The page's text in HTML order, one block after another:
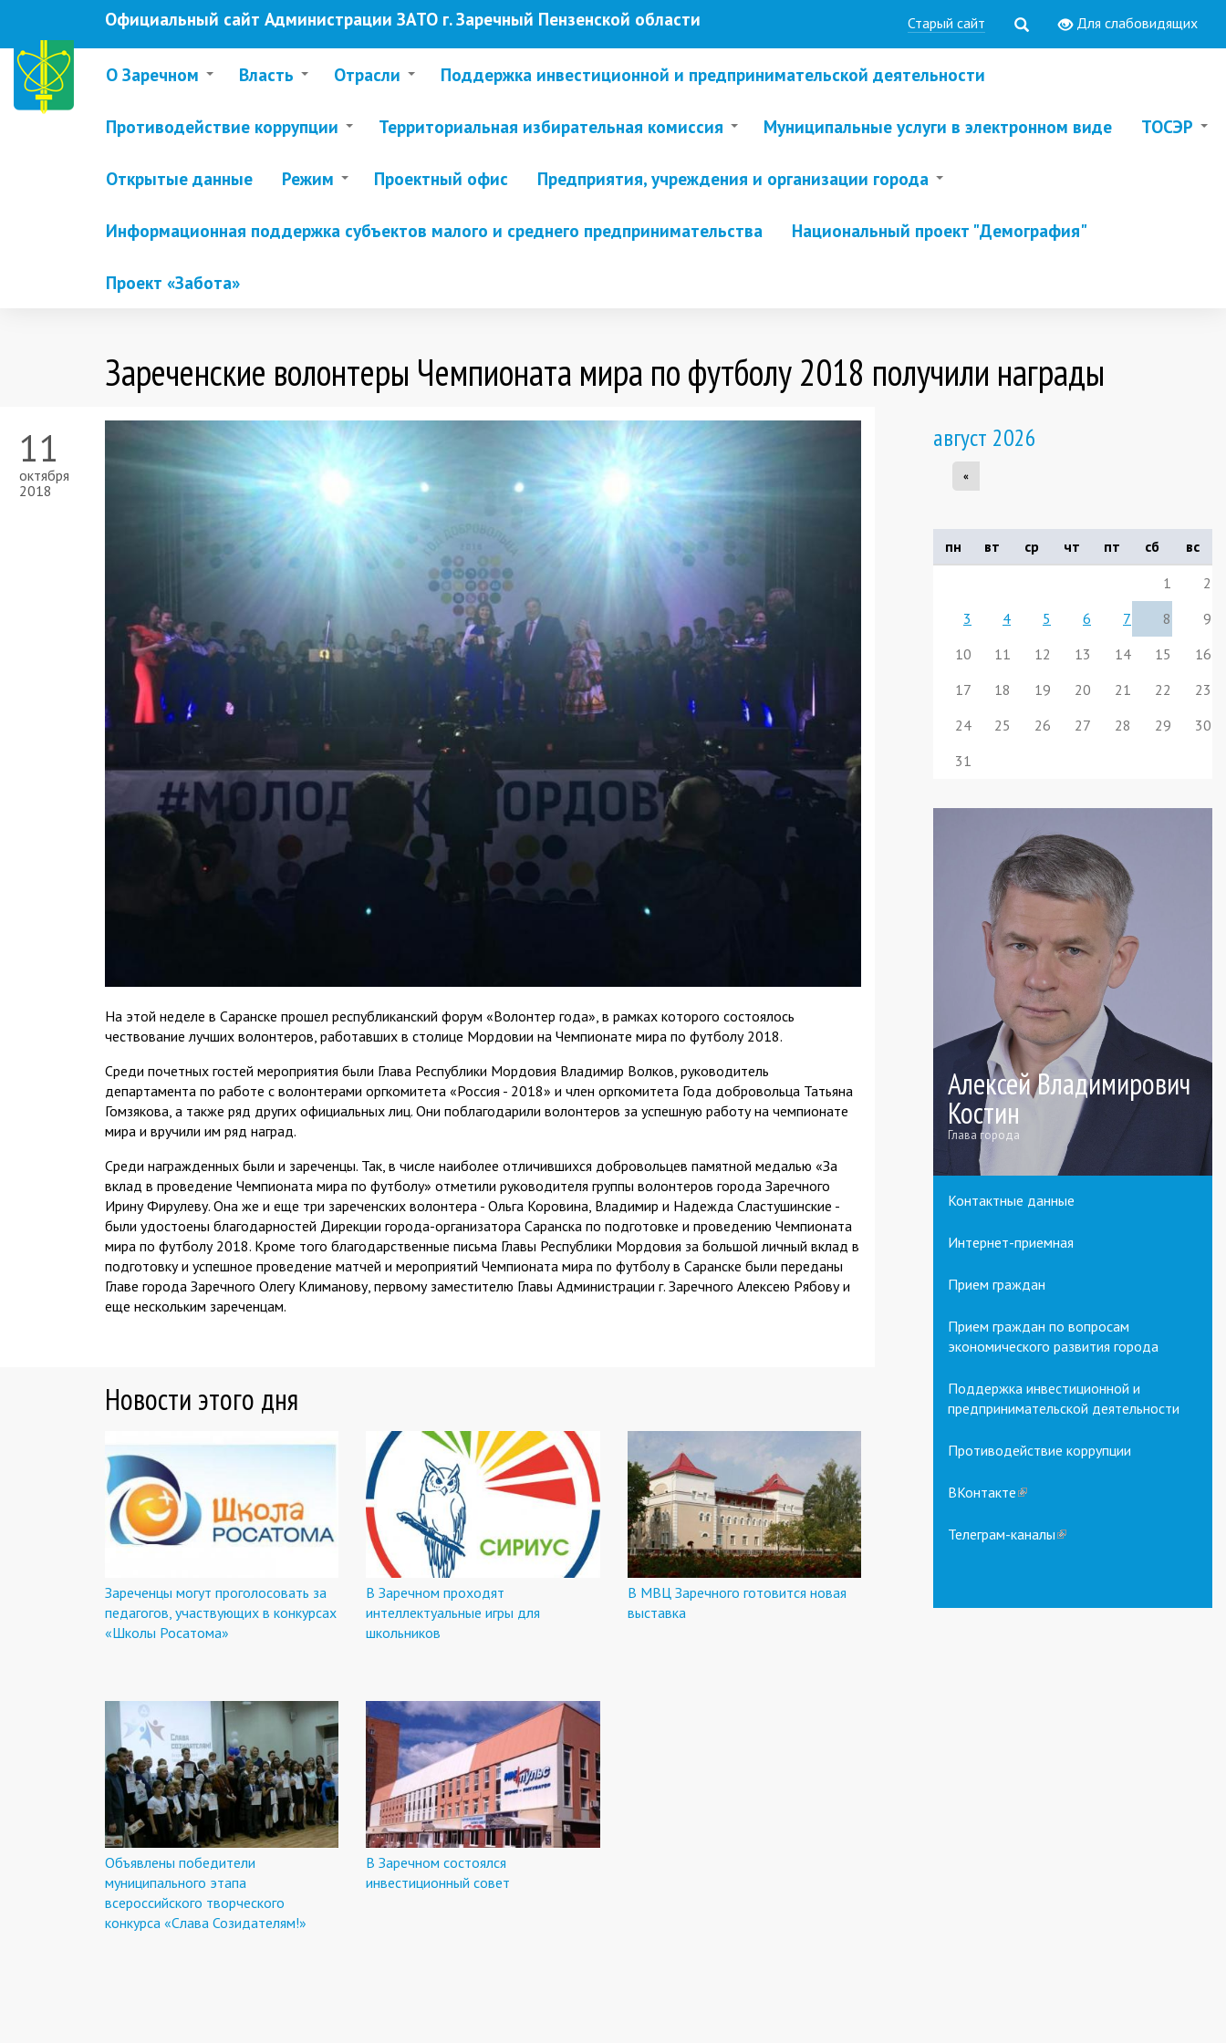
основному
содержанию
Официальный сайт Администрации ЗАТО г. Заречный Пензенской области Старый сайт Для слабовидящих
О Заречном Власть Отрасли Поддержка инвестиционной и предпринимательской деятельности
Противодействие коррупции Территориальная избирательная комиссия Муниципальные услуги в электронном виде ТОСЭР
Открытые данные Режим Проектный офис Предприятия, учреждения и организации города
Информационная поддержка субъектов малого и среднего предпринимательства Национальный проект "Демография"
Проект «Забота»
Зареченские волонтеры Чемпионата мира по футболу 2018 получили награды
11
октября
2018
На этой неделе в Саранске прошел республиканский форум «Волонтер года», в рамках которого состоялось
чествование лучших волонтеров, работавших в столице Мордовии на Чемпионате мира по футболу 2018.
Среди почетных гостей мероприятия были Глава Республики Мордовия Владимир Волков, руководитель
департамента по работе с волонтерами оргкомитета «Россия - 2018» и член оргкомитета Года добровольца Татьяна
Гомзякова, а также ряд других официальных лиц. Они поблагодарили волонтеров за успешную работу на чемпионате
мира и вручили им ряд наград.
Среди награжденных были и зареченцы. Так, в числе наиболее отличившихся добровольцев памятной медалью «За
вклад в проведение Чемпионата мира по футболу» отметили руководителя группы волонтеров города Заречного
Ирину Фирулеву. Она же и еще три зареченских волонтера - Ольга Коровина, Владимир и Надежда Сластушинские -
были удостоены благодарностей Дирекции города-организатора Саранска по подготовке и проведению Чемпионата
мира по футболу 2018. Кроме того благодарственные письма Главы Республики Мордовия за большой личный вклад в
подготовку и успешное проведение матчей и мероприятий Чемпионата мира по футболу в Саранске были переданы
Главе города Заречного Олегу Климанову, первому заместителю Главы Администрации г. Заречного Алексею Рябову и
еще нескольким зареченцам.
Новости этого дня
Зареченцы могут проголосовать за
педагогов, участвующих в конкурсах
«Школы Росатома»
В Заречном проходят
интеллектуальные игры для
школьников
В МВЦ Заречного готовится новая
выставка
Объявлены победители
муниципального этапа
всероссийского творческого
конкурса «Слава Созидателям!»
В Заречном состоялся
инвестиционный совет
август 2026
«
пн вт ср чт пт сб
вс
1
2
3
4 5 6 7 8
9
10
11 12 13 14 15
16
17
18 19 20 21 22
23
24
25 26 27 28 29
30
31
Алексей Владимирович
Костин
Глава города
Контактные данные
Интернет-приемная
Прием граждан
Прием граждан по вопросам
экономического развития города
Поддержка инвестиционной и
предпринимательской деятельности
Противодействие коррупции
ВКонтакте(link
external)
Телеграм-каналы(link